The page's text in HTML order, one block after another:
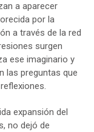
a aparecer
por la
a través de la red
surgen
ese imaginario y
las preguntas que
expansión del
no dejó de